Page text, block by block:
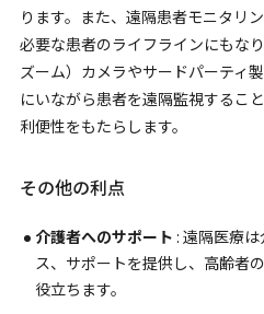
ります。また、遠隔患者モニタリ
必要な患者のライフラインにもな
ズーム）カメラやサードパーティ
にいながら患者を遠隔監視するこ
利便性をもたらします。
その他の利点
介護者へのサポート : 遠隔医療
ス、サポートを提供し、高齢者
役立ちます。